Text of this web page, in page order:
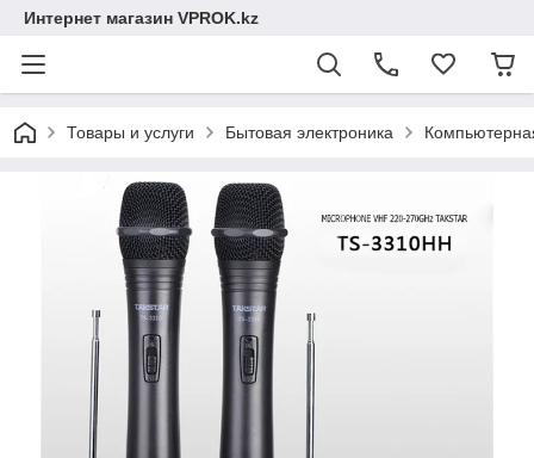
Интернет магазин VPROK.kz
Товары и услуги Бытовая электроника